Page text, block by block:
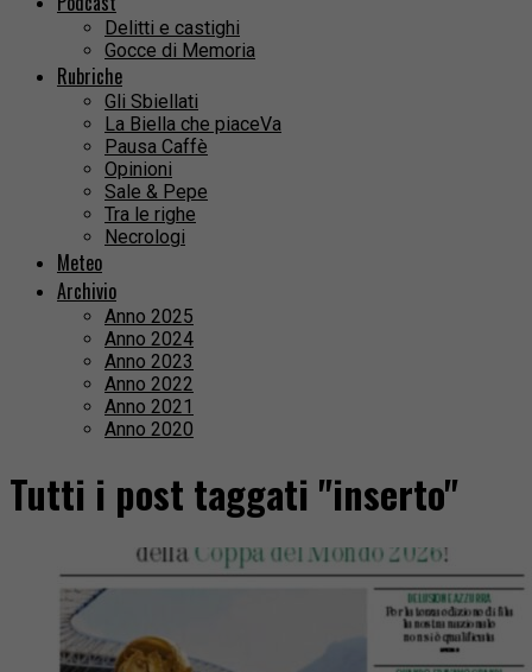
Delitti e castighi
Gocce di Memoria
Rubriche
Gli Sbiellati
La Biella che piaceVa
Pausa Caffè
Opinioni
Sale & Pepe
Tra le righe
Necrologi
Meteo
Archivio
Anno 2025
Anno 2024
Anno 2023
Anno 2022
Anno 2021
Anno 2020
Tutti i post taggati "inserto"